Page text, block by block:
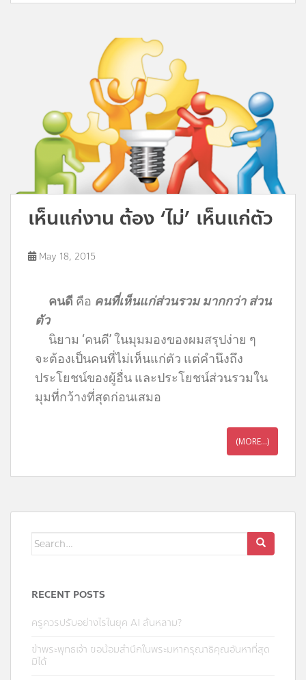
เห็นแก่งาน ต้อง ‘ไม่’ เห็นแก่ตัว
May 18, 2015
คนดี คือ คนที่เห็นแก่ส่วนรวม มากกว่า ส่วน
ตัว
นิยาม ‘คนดี’ ในมุมมองของผมสรุปง่าย ๆ
จะต้องเป็นคนที่ไม่เห็นแก่ตัว แต่คำนึงถึง
ประโยชน์ของผู้อื่น และประโยชน์ส่วนรวมใน
มุมที่กว้างที่สุดก่อนเสมอ
(MORE…)
RECENT POSTS
ครูควรปรับอย่างไรในยุค AI ล้นหลาม?
ข้าพระพุทธเจ้า ขอน้อมสำนึกในพระมหากรุณาธิคุณอันหาที่สุด
มิได้